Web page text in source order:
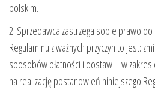
polskim.
2. Sprzedawca zastrzega sobie prawo
Regulaminu z ważnych przyczyn to jest:
sposobów płatności i dostaw – w
na realizację postanowień niniejszego